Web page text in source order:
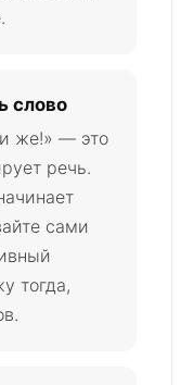
слово
же!» — это
речь.
сами
тогда,